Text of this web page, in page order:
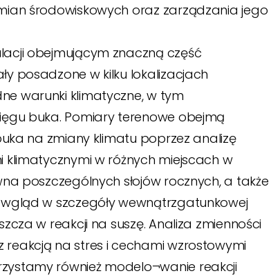
środowiskowych oraz zarządzania jego
obejmującym znaczną część
posadzone w kilku lokalizacjach
warunki klimatyczne, w tym
buka. Pomiary terenowe obejmą
na zmiany klimatu poprzez analizę
klimatycznymi w różnych miejscach w
poszczególnych słojów rocznych, a także
w szczegóły wewnątrzgatunkowej
w reakcji na suszę. Analiza zmienności
na stres i cechami wzrostowymi
również modelo¬wanie reakcji